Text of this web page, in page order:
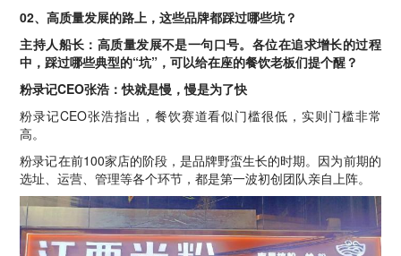
02、高质量发展的路上，这些品牌都踩过哪些坑？
主持人船长：高质量发展不是一句口号。各位在追求增长的过程
中，踩过哪些典型的“坑”，可以给在座的餐饮老板们提个醒？
粉录记CEO张浩：快就是慢，慢是为了快
粉录记CEO张浩指出，餐饮赛道看似门槛很低，实则门槛非常
高。
粉录记在前100家店的阶段，是品牌野蛮生长的时期。因为前期的
选址、运营、管理等各个环节，都是第一波初创团队亲自上阵。